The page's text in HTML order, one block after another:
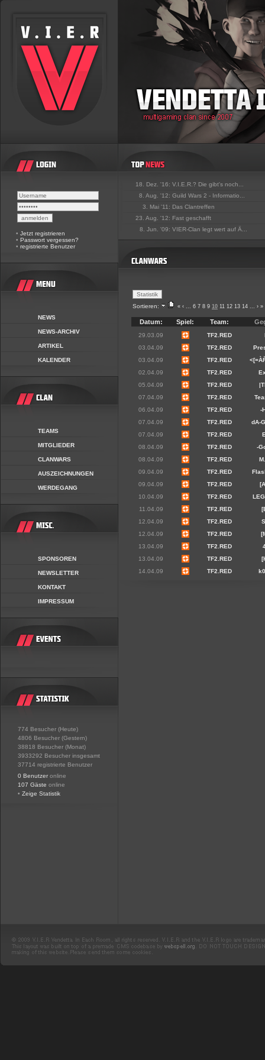
• Jetzt registrieren
• Passwort vergessen?
• registrierte Benutzer
NEWS
NEWS-ARCHIV
ARTIKEL
KALENDER
TEAMS
MITGLIEDER
CLANWARS
AUSZEICHNUNGEN
WERDEGANG
SPONSOREN
NEWSLETTER
KONTAKT
IMPRESSUM
774 Besucher (Heute)
4806 Besucher (Gestern)
38818 Besucher (Monat)
3933292 Besucher insgesamt
37714 registrierte Benutzer
0 Benutzer online
107 Gäste online
• Zeige Statistik
18. Dez. '16: V.I.E.R.? Die gibt's noch...
8. Aug. '12: Guild Wars 2 - Informatio...
3. Mai '11: Das Clantreffen
23. Aug. '12: Fast geschafft
8. Jun. '09: VIER-Clan legt wert auf Ä...
Sortieren: « ‹ ... 6 7 8 9 10 11 12 13 14 ... › »
Datum: Spiel: Team:
29.03.09 TF2.RED
03.04.09
TF2.RED
03.04.09
TF2.RED
02.04.09
TF2.RED
05.04.09
TF2.RED
07.04.09
TF2.RED
06.04.09
TF2.RED
-
07.04.09
TF2.RED
dA-
07.04.09
TF2.RED
08.04.09
TF2.RED
-
08.04.09
TF2.RED
09.04.09
TF2.RED
09.04.09
TF2.RED
10.04.09
TF2.RED
11.04.09
TF2.RED
12.04.09
TF2.RED
12.04.09
TF2.RED
13.04.09
TF2.RED
13.04.09
TF2.RED
14.04.09
TF2.RED